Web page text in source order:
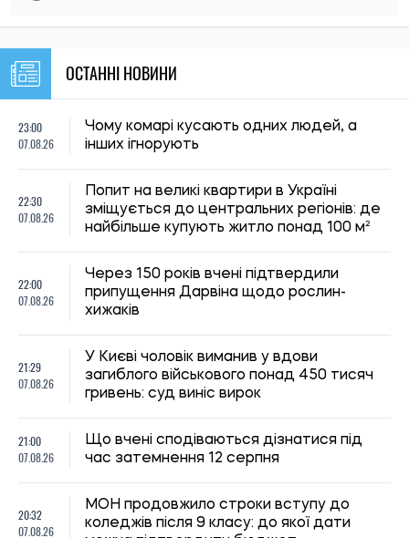
21:29
07.08.26
гривень: суд виніс вирок
21:00
07.08.26
Що вчені сподіваються дізнатися під
час затемнення 12 серпня
20:32
07.08.26
МОН продовжило строки вступу до
коледжів після 9 класу: до якої дати
можна підтвердити бюджет
07.08.26
У Лос-Анджелесі виявили новий вид
жаби льодовикового періоду
07.08.26
Українців за кордоном запрошують
долучитися до створення Мережі
єдності: як подати пропозиції
19:00
07.08.26
Вчені з’ясували, як таргани впізнають
«своїх»
07.08.26
Ринок праці в Україні: чому роботодавці
не можуть знайти кадри, а працівники
все одно незадоволені